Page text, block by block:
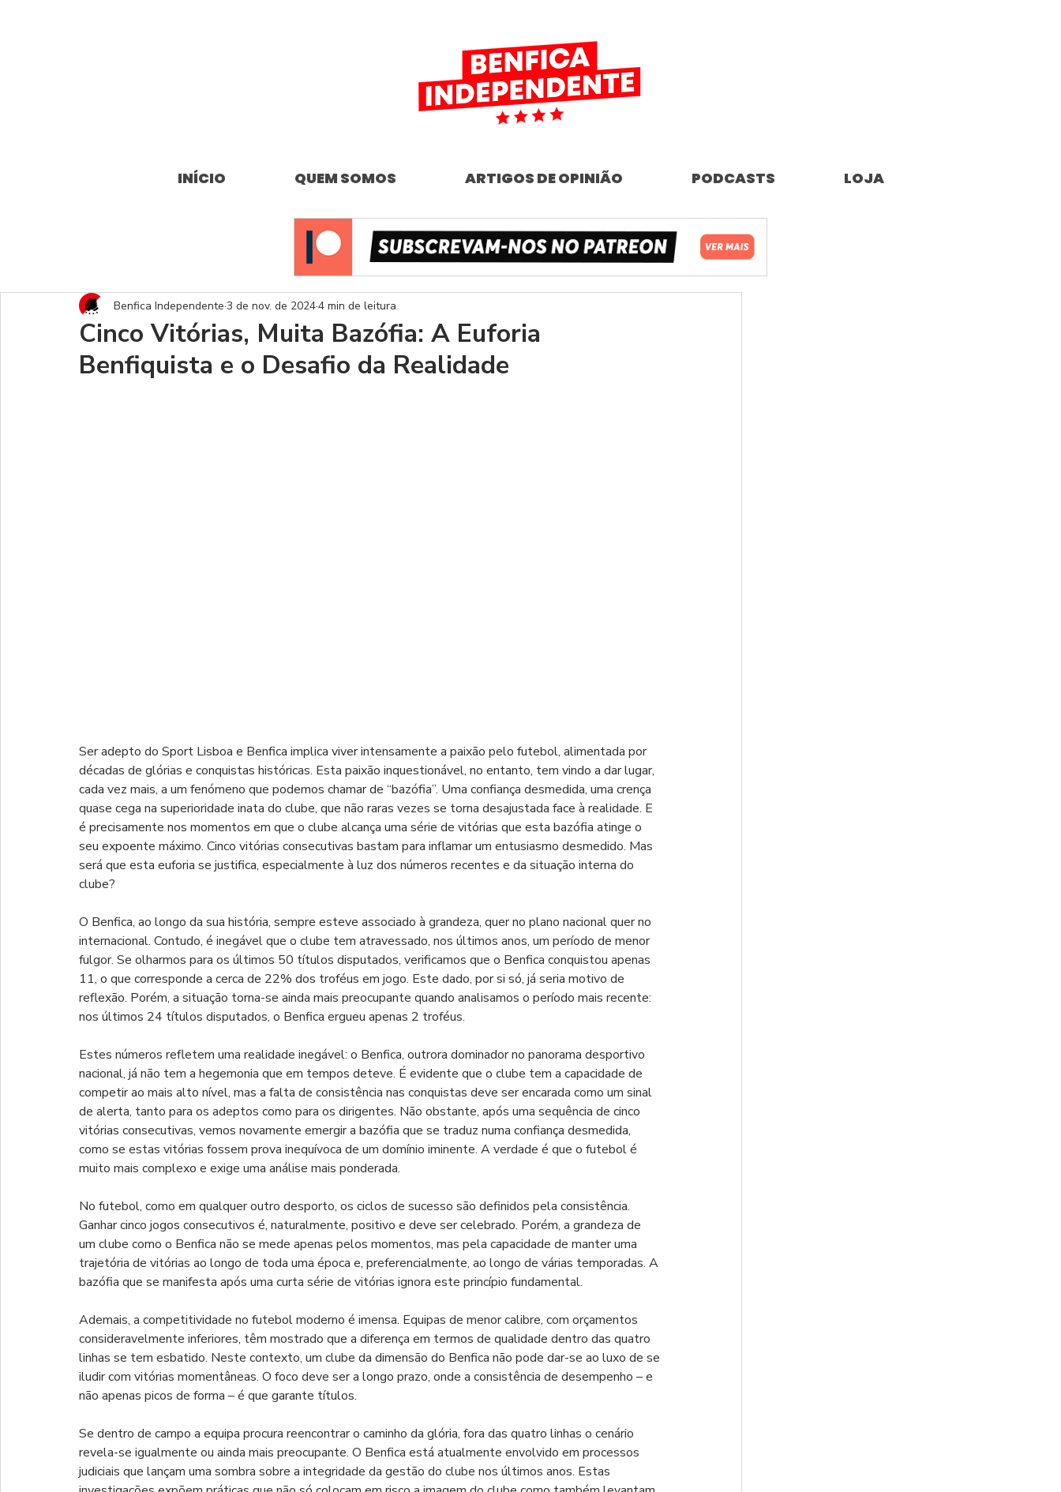
INÍCIO QUEM SOMOS ARTIGOS DE OPINIÃO PODCASTS LOJA
Cinco Vitórias, Muita Bazófia: A Euforia
Benfiquista e o Desafio da Realidade
Benfica Independente 3 de nov. de 20244 min de leitura
Ser adepto do Sport Lisboa e Benfica implica viver intensamente a paixão pelo futebol, alimentada por
décadas de glórias e conquistas históricas. Esta paixão inquestionável, no entanto, tem vindo a dar lugar,
cada vez mais, a um fenómeno que podemos chamar de “bazófia”. Uma confiança desmedida, uma crença
quase cega na superioridade inata do clube, que não raras vezes se torna desajustada face à realidade. E
é precisamente nos momentos em que o clube alcança uma série de vitórias que esta bazófia atinge o
seu expoente máximo. Cinco vitórias consecutivas bastam para inflamar um entusiasmo desmedido. Mas
será que esta euforia se justifica, especialmente à luz dos números recentes e da situação interna do
clube?
O Benfica, ao longo da sua história, sempre esteve associado à grandeza, quer no plano nacional quer no
internacional. Contudo, é inegável que o clube tem atravessado, nos últimos anos, um período de menor
fulgor. Se olharmos para os últimos 50 títulos disputados, verificamos que o Benfica conquistou apenas
11, o que corresponde a cerca de 22% dos troféus em jogo. Este dado, por si só, já seria motivo de
reflexão. Porém, a situação torna-se ainda mais preocupante quando analisamos o período mais recente:
nos últimos 24 títulos disputados, o Benfica ergueu apenas 2 troféus.
Estes números refletem uma realidade inegável: o Benfica, outrora dominador no panorama desportivo
nacional, já não tem a hegemonia que em tempos deteve. É evidente que o clube tem a capacidade de
competir ao mais alto nível, mas a falta de consistência nas conquistas deve ser encarada como um sinal
de alerta, tanto para os adeptos como para os dirigentes. Não obstante, após uma sequência de cinco
vitórias consecutivas, vemos novamente emergir a bazófia que se traduz numa confiança desmedida,
como se estas vitórias fossem prova inequívoca de um domínio iminente. A verdade é que o futebol é
muito mais complexo e exige uma análise mais ponderada.
No futebol, como em qualquer outro desporto, os ciclos de sucesso são definidos pela consistência.
Ganhar cinco jogos consecutivos é, naturalmente, positivo e deve ser celebrado. Porém, a grandeza de
um clube como o Benfica não se mede apenas pelos momentos, mas pela capacidade de manter uma
trajetória de vitórias ao longo de toda uma época e, preferencialmente, ao longo de várias temporadas. A
bazófia que se manifesta após uma curta série de vitórias ignora este princípio fundamental.
Ademais, a competitividade no futebol moderno é imensa. Equipas de menor calibre, com orçamentos
consideravelmente inferiores, têm mostrado que a diferença em termos de qualidade dentro das quatro
linhas se tem esbatido. Neste contexto, um clube da dimensão do Benfica não pode dar-se ao luxo de se
iludir com vitórias momentâneas. O foco deve ser a longo prazo, onde a consistência de desempenho – e
não apenas picos de forma – é que garante títulos.
Se dentro de campo a equipa procura reencontrar o caminho da glória, fora das quatro linhas o cenário
revela-se igualmente ou ainda mais preocupante. O Benfica está atualmente envolvido em processos
judiciais que lançam uma sombra sobre a integridade da gestão do clube nos últimos anos. Estas